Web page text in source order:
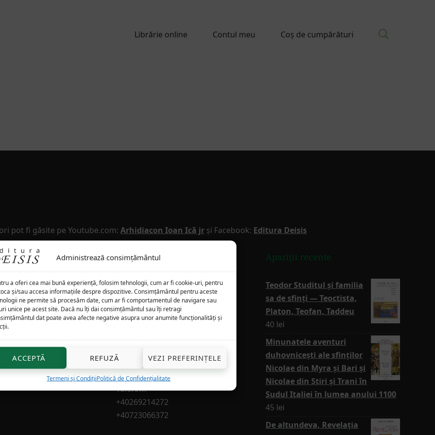
Administrează consimțământul
a oferi cea mai bună experiență, folosim tehnologii, cum ar fi cookie-uri, pentru
și/sau accesa informațiile despre dispozitive. Consimțământul pentru aceste
ne permite să procesăm date, cum ar fi comportamentul de navigare sau
unice pe acest site. Dacă nu îți dai consimțământul sau îți retragi
dat poate avea afecte negative asupra unor anumite funcționalități și
ACCEPTĂ REFUZĂ VEZI PREFERINȚELE
Termeni și CondițiiPolitică de Confidențialitate
Librărie online Contul meu Coș de cumpărături
pot fi găsite pe Youtube.com: Arhidiacon Ioan Ică jr și Facebook: Editura Deisis
: 9.00–17.00
bisericești: 12.00–17.00)
duminică: ÎNCHIS
Date de contact
Adresă:
str. Timotei Popovici, nr. 21
550164 SIBIU, Romania
edituradeisis@gmail.com
librariadeisis@gmail.com
Telefon:
+40269214272
+40723066372
Apariții recente
Teodor Studitul și familia
sa de sfinți — Teoctista,
Platon, Teofan, Taddeu
40 lei
Minunatele aventuri
duhovnicești ale sfinților
Nicolae din Myra și Bari și
Nicolae din Stiri și Trani în
Sudul Italiei în lumea anului 1100
45 lei
De altundeva, Revelația